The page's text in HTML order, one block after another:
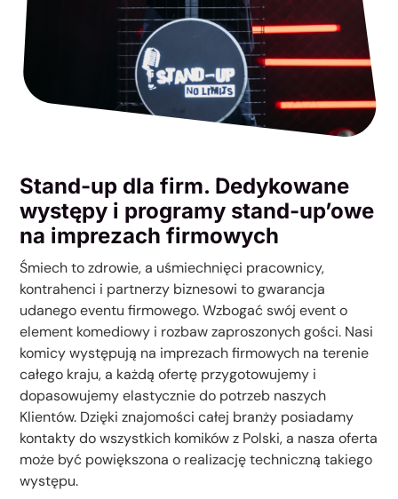
Stand-up dla firm. Dedykowane
występy i programy stand-up’owe
na imprezach firmowych
Śmiech to zdrowie, a uśmiechnięci pracownicy,
kontrahenci i partnerzy biznesowi to gwarancja
udanego eventu firmowego. Wzbogać swój event o
element komediowy i rozbaw zaproszonych gości. Nasi
komicy występują na imprezach firmowych na terenie
całego kraju, a każdą ofertę przygotowujemy i
dopasowujemy elastycznie do potrzeb naszych
Klientów. Dzięki znajomości całej branży posiadamy
kontakty do wszystkich komików z Polski, a nasza oferta
może być powiększona o realizację techniczną takiego
występu.